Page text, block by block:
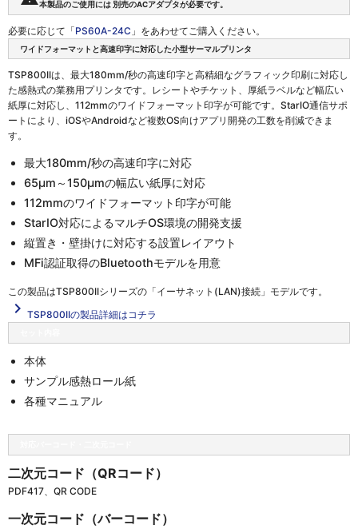
本製品のご使用には 別売のACアダプタが必要です。
必要に応じて「PS60A-24C 」をあわせてご購入ください。
ワイドフォーマットと高速印字に対応した小型サーマルプリンタ
TSP800IIは、最大180mm/秒の高速印字と高精細なグラフィック印刷に対応し
た感熱式の業務用プリンタです。レシートやチケット、厚紙ラベルなど幅広い
紙厚に対応し、112mmのワイドフォーマット印字が可能です。StarIO通信サポ
ートにより、iOSやAndroidなど複数OS向けアプリ開発の工数を削減できま
す。
最大180mm/秒の高速印字に対応
65μm～150μmの幅広い紙厚に対応
112mmのワイドフォーマット印字が可能
StarIO対応によるマルチOS環境の開発支援
縦置き・壁掛けに対応する設置レイアウト
MFi認証取得のBluetoothモデルを用意
この製品はTSP800IIシリーズの「イーサネット(LAN)接続」 モデルです。
navigate_next TSP800IIの製品詳細はコチラ
本体
サンプル感熱ロール紙
各種マニュアル
二次元コード（QRコード）
PDF417、QR CODE
一次元コード（バーコード）